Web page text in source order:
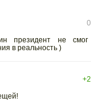
0
президент не смог
в реальность )
+2